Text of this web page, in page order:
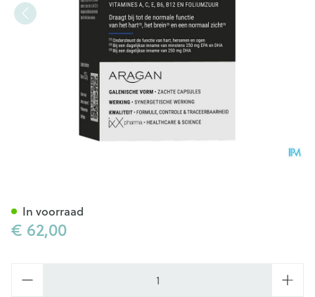
€ 62,00
In voorraad